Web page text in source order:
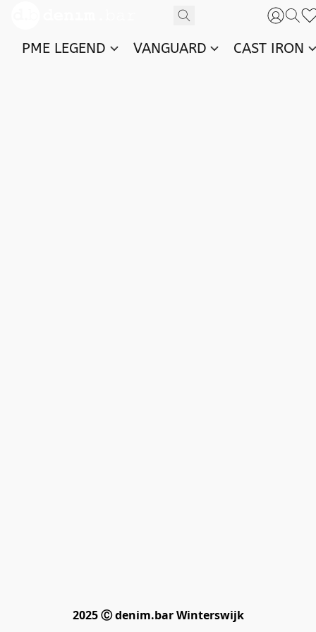
PME LEGEND VANGUARD CAST IRON
2025 Ⓒ denim.bar Winterswijk